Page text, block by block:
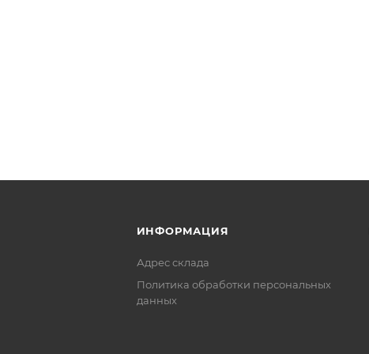
ИНФОРМАЦИЯ
Адрес склада
Политика обработки персональных
данных